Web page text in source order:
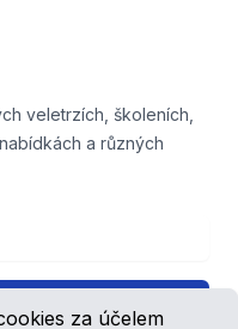
za účelem
veletrzích, školeních,
a různých